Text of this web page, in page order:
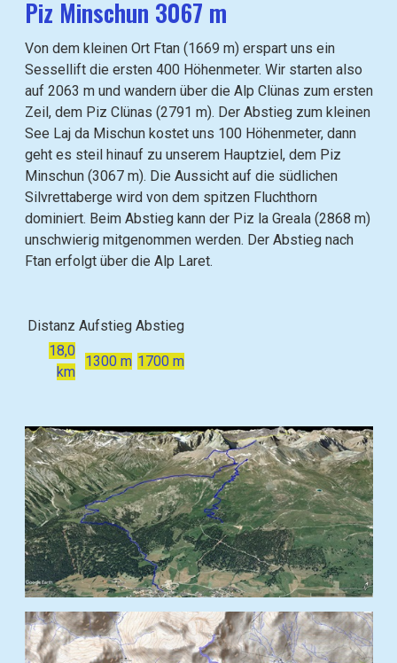
Piz Minschun 3067 m
Von dem kleinen Ort Ftan (1669 m) erspart uns ein
Sessellift die ersten 400 Höhenmeter. Wir starten also
auf 2063 m und wandern über die Alp Clünas zum ersten
Zeil, dem Piz Clünas (2791 m). Der Abstieg zum kleinen
See Laj da Mischun kostet uns 100 Höhenmeter, dann
geht es steil hinauf zu unserem Hauptziel, dem Piz
Minschun (3067 m). Die Aussicht auf die südlichen
Silvrettaberge wird von dem spitzen Fluchthorn
dominiert. Beim Abstieg kann der Piz la Greala (2868 m)
unschwierig mitgenommen werden. Der Abstieg nach
Ftan erfolgt über die Alp Laret.
Distanz Aufstieg Abstieg
18,0
km
1300 m 1700 m
i
l